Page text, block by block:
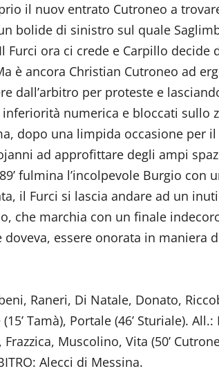
il nuov entrato Cutroneo a
bolide di sinistro sul quale
Furci ora ci crede e Carpillo decide
è ancora Christian Cutroneo ad
dall’arbitro per proteste e
numerica e bloccati sullo
dopo una limpida occasione per
ad approfittare degli ampi
fulmina l’incolpevole Burgio con
il Furci si lascia andare ad un
che marchia con un finale
essere onorata in maniera
Raneri, Di Natale, Donato,
Tamà), Portale (46’ Sturiale).
Muscolino, Vita (50’
Alecci di Messina.